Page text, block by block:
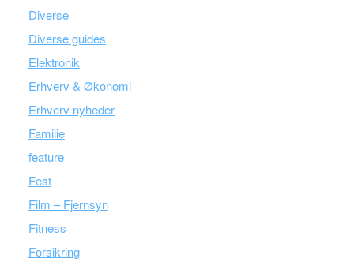
Diverse
Diverse guides
Elektronik
Erhverv & Økonomi
Erhverv nyheder
Familie
feature
Fest
Film – Fjernsyn
Fitness
Forsikring